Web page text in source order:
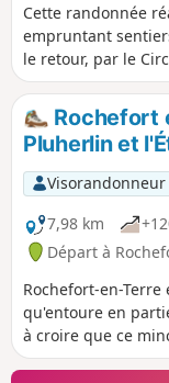
Cette randonnée
empruntant
le retour, par le
Circuit des Pins, et
commune de
Rochefort
Pluherlin et
Visorandonneur
7,98 km
Départ à
Rochefort-en-
qu'entoure en
à croire que ce
qui s'ouvre au